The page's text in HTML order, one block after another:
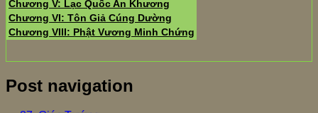
Chương V: Lạc Quốc An Khương
Chương VI: Tôn Giả Cúng Dường
Chương VIII: Phật Vương Minh Chứng
Post navigation